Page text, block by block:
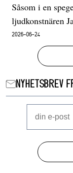
Såsom i en
ljudkonstnären
2026-06-24
NYHETSBREV